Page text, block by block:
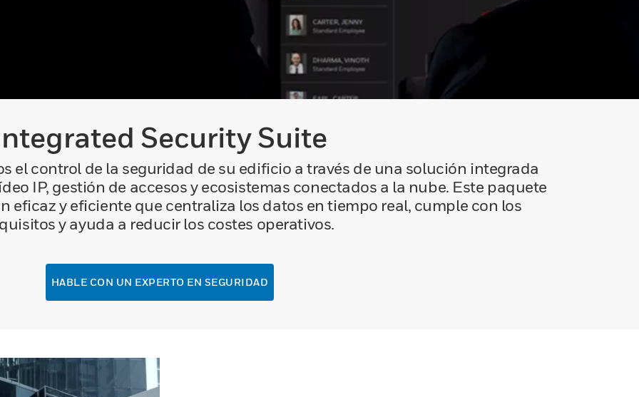
Security Suite
el control de la seguridad de su edificio a través de una solución integrada
IP, gestión de accesos y ecosistemas conectados a la nube. Este paquete
eficaz y eficiente que centraliza los datos en tiempo real, cumple con los
y ayuda a reducir los costes operativos.
HABLE CON UN EXPERTO EN SEGURIDAD